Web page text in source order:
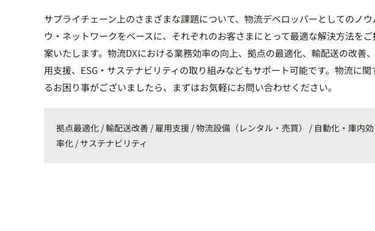
サプライチェーン上のさまざまな課題について、物流デベロッパーとしてのノウ
ウ・ネットワークをベースに、それぞれのお客さまにとって最適な解決方法をご
案いたします。物流DXにおける業務効率の向上、拠点の最適化、輸配送の改善
用支援、ESG・サステナビリティの取り組みなどもサポート可能です。物流に関
るお困り事がございましたら、まずはお気軽にお問い合わせください。
拠点最適化 / 輸配送改善 / 雇用支援 / 物流設備（レンタル・売買） / 自動化・庫内効
率化 / サステナビリティ